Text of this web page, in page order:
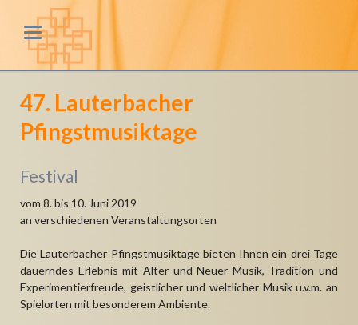
47. Lauterbacher
Pfingstmusiktage
Festival
vom 8. bis 10. Juni 2019
an verschiedenen Veranstaltungsorten
Die Lauterbacher Pfingstmusiktage bieten Ihnen ein drei Tage
dauerndes Erlebnis mit Alter und Neuer Musik, Tradition und
Experimentierfreude, geistlicher und weltlicher Musik u.v.m. an
Spielorten mit besonderem Ambiente.